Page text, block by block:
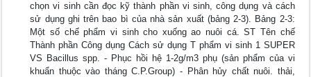
chọn vi sinh cần đọc kỹ thành phần vi sinh, công dụng và cách
sử dụng ghi trên bao bì của nhà sản xuất (bảng 2-3). Bảng 2-3:
Một số chế phẩm vi sinh cho xuống ao nuôi cá. ST Tên chế
Thành phần Công dụng Cách sử dụng T phẩm vi sinh 1 SUPER
VS Bacillus spp. - Phục hồi hệ 1-2g/m3 phụ (sản phẩm của vi
khuẩn thuộc vào tháng C.P.Group) - Phân hủy chất nuôi. thải,